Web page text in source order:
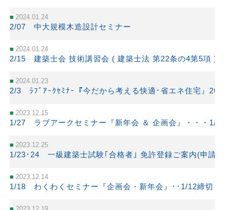
2024.01.24
2/07 中大規模木造設計セミナー
2024.01.24
2/15 建築士会 技術講習会 ( 建築士法 第22条の4第5項 )
2024.01.23
2/3 ﾗﾌﾞｱｰｸｾﾐﾅｰ『今だから考える快適･省エネ住宅』26
2023.12.15
1/27 ラブアークセミナー『新年会 ＆ 企画会』・・・1/20
2023.12.25
1/23･24 一級建築士試験｢合格者｣ 免許登録ご案内(申請時
2023.12.14
1/18 わくわくセミナー『企画会・新年会』･･1/12締切り